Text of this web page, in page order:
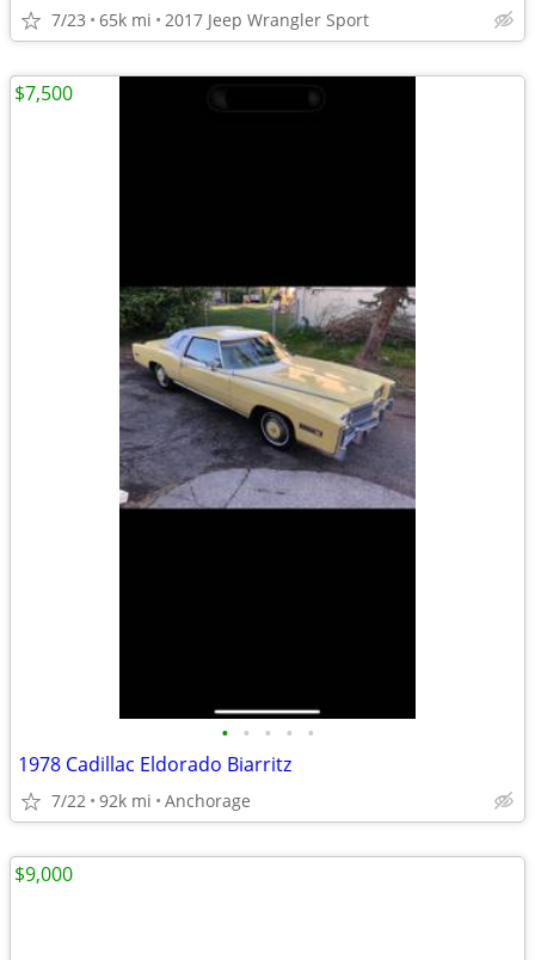
7/23 65k mi 2017 Jeep Wrangler Sport
• • • • •
1978 Cadillac Eldorado Biarritz
7/22 92k mi Anchorage
$7,500
$9,000